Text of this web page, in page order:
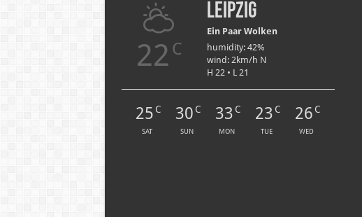
22 C
Leipzig
Ein Paar Wolken
humidity: 42%
wind: 2km/h N
H 22 • L 21
25 C
SAT
30 C
SUN
33 C
MON
23 C
TUE
26 C
WED